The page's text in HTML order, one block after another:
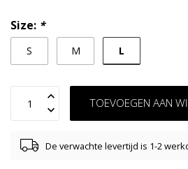
Size: *
S M L
TOEVOEGEN AAN
De verwachte levertijd is 1-2